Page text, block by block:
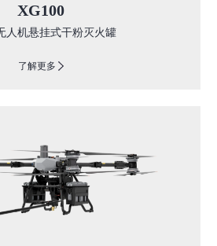
XG100
人机悬挂式干粉灭火罐
了解更多